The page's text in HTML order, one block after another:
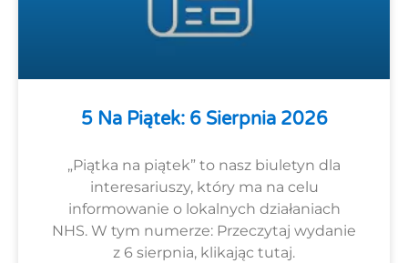
5 Na Piątek: 6 Sierpnia 2026
„Piątka na piątek” to nasz biuletyn dla
interesariuszy, który ma na celu
informowanie o lokalnych działaniach
NHS. W tym numerze: Przeczytaj wydanie
z 6 sierpnia, klikając tutaj.